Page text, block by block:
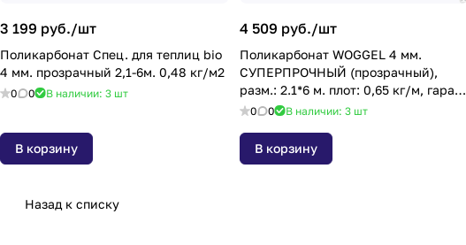
3 199 руб./шт
Поликарбонат Спец. для теплиц bio
4 мм. прозрачный 2,1-6м. 0,48 кг/м2
0 0 В наличии: 3 шт
В корзину
4 509 руб./шт
Поликарбонат WOGGEL 4 мм.
СУПЕРПРОЧНЫЙ (прозрачный),
разм.: 2.1*6 м. плот: 0,65 кг/м, гаран.
20 лет
0 0 В наличии: 3 шт
В корзину
Назад к списку